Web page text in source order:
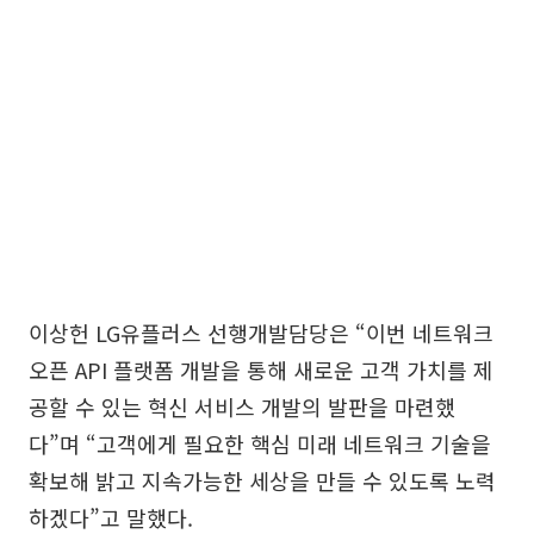
이상헌 LG유플러스 선행개발담당은 “이번 네트워크
오픈 API 플랫폼 개발을 통해 새로운 고객 가치를 제
공할 수 있는 혁신 서비스 개발의 발판을 마련했
다”며 “고객에게 필요한 핵심 미래 네트워크 기술을
확보해 밝고 지속가능한 세상을 만들 수 있도록 노력
하겠다”고 말했다.